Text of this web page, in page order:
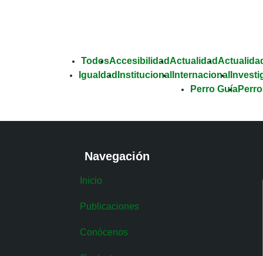
TodosAccesibilidadActualidad
Igualdad Institucional Internacional
Perro Guía
Navegación
Inicio
Publicaciones
Conócenos